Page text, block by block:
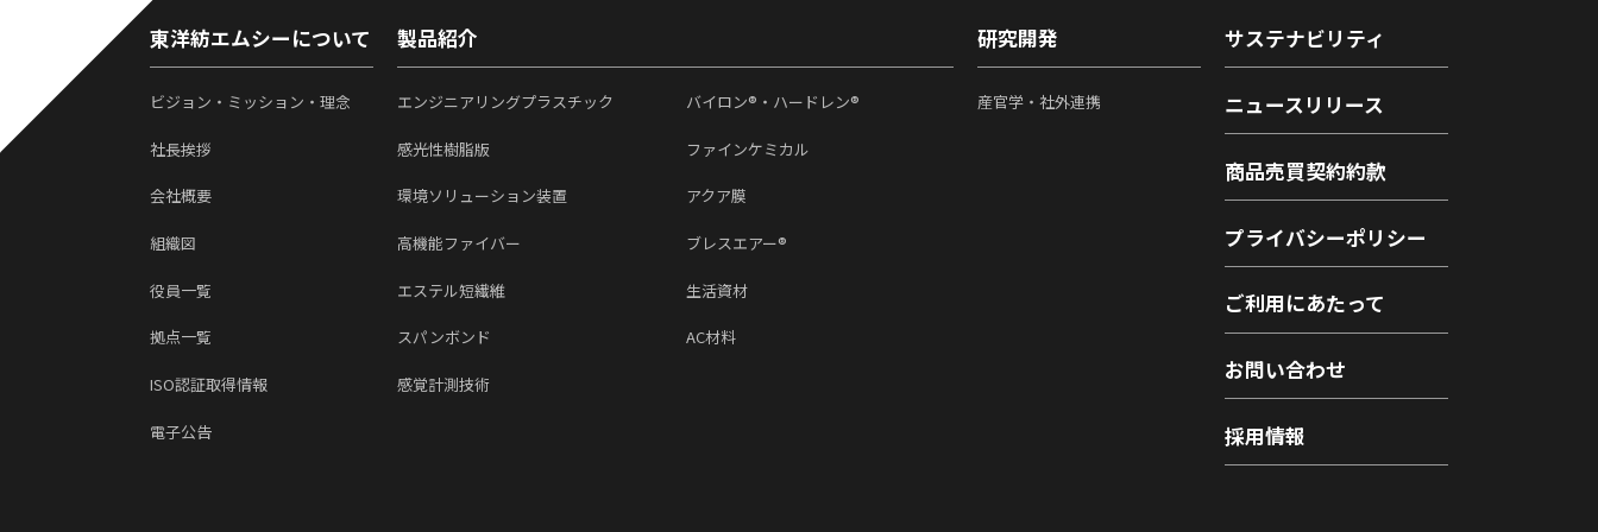
東洋紡エムシーについて
ビジョン・ミッション・理念
社長挨拶
会社概要
組織図
役員一覧
拠点一覧
ISO認証取得情報
電子公告
製品紹介
エンジニアリングプラスチック バイロン®・ハードレン®
感光性樹脂版 ファインケミカル
環境ソリューション装置 アクア膜
高機能ファイバー ブレスエアー®
エステル短繊維 生活資材
スパンボンド AC材料
感覚計測技術
研究開発
産官学・社外連携
サステナビリティ
ニュースリリース
商品売買契約約款
プライバシーポリシー
ご利用にあたって
お問い合わせ
採用情報